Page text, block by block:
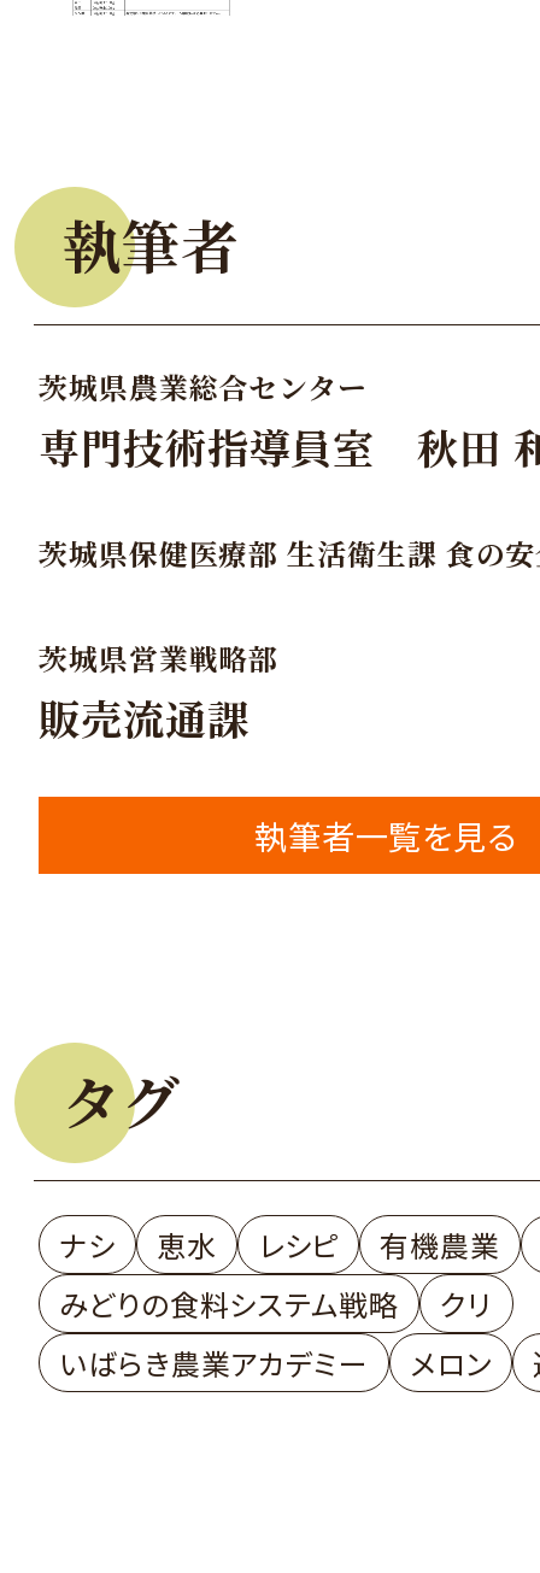
執筆者
茨城県農業総合センター
専門技術指導員室 秋田
茨城県保健医療部 生活衛生課 食の
茨城県営業戦略部
販売流通課
執筆者一覧を見る
タグ
ナシ 恵水 レシピ
有機農業
みどりの食料システム戦略
クリ
いばらき農業アカデミー
メロン